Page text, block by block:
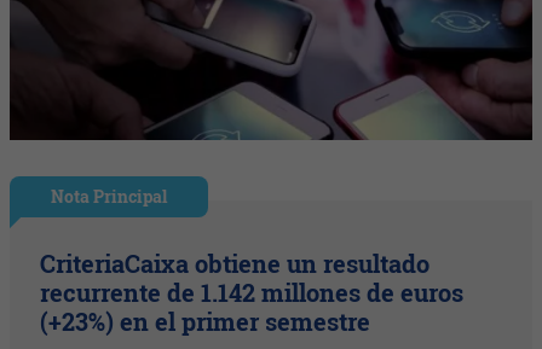
Nota Principal
CriteriaCaixa obtiene un resultado
recurrente de 1.142 millones de euros
(+23%) en el primer semestre